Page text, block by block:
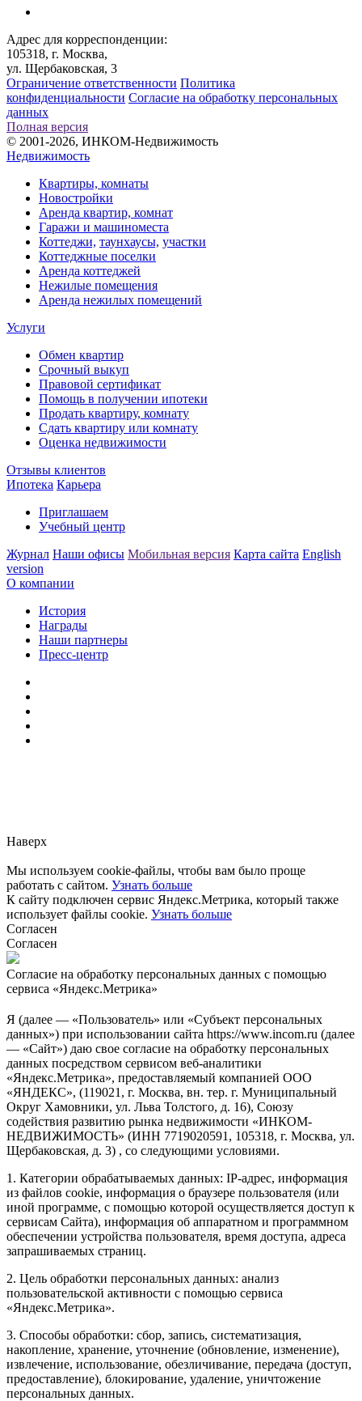
Адрес для корреспонденции:
105318, г. Москва,
ул. Щербаковская, 3
Ограничение ответственности Политика
конфиденциальности Согласие на обработку персональных
данных
Полная версия
© 2001-2026, ИНКОМ-Недвижимость
Недвижимость
Квартиры, комнаты
Новостройки
Аренда квартир, комнат
Гаражи и машиноместа
Коттеджи, таунхаусы, участки
Коттеджные поселки
Аренда коттеджей
Нежилые помещения
Аренда нежилых помещений
Услуги
Обмен квартир
Срочный выкуп
Правовой сертификат
Помощь в получении ипотеки
Продать квартиру, комнату
Сдать квартиру или комнату
Оценка недвижимости
Отзывы клиентов
Ипотека Карьера
Приглашаем
Учебный центр
Журнал Наши офисы Мобильная версия Карта сайта English
version
О компании
История
Награды
Наши партнеры
Пресс-центр
Наверх
Мы используем cookie-файлы, чтобы вам было проще
работать с сайтом. Узнать больше
К сайту подключен сервис Яндекс.Метрика, который также
использует файлы cookie. Узнать больше
Согласен
Согласен
Согласие на обработку персональных данных с помощью
сервиса «Яндекс.Метрика»
Я (далее — «Пользователь» или «Субъект персональных
данных») при использовании сайта https://www.incom.ru (далее
— «Сайт») даю свое согласие на обработку персональных
данных посредством сервисом веб-аналитики
«Яндекс.Метрика», предоставляемый компанией ООО
«ЯНДЕКС», (119021, г. Москва, вн. тер. г. Муниципальный
Округ Хамовники, ул. Льва Толстого, д. 16), Союзу
содействия развитию рынка недвижимости «ИНКОМ-
НЕДВИЖИМОСТЬ» (ИНН 7719020591, 105318, г. Москва, ул.
Щербаковская, д. 3) , со следующими условиями.
1. Категории обрабатываемых данных: IP-адрес, информация
из файлов cookie, информация о браузере пользователя (или
иной программе, с помощью которой осуществляется доступ к
сервисам Сайта), информация об аппаратном и программном
обеспечении устройства пользователя, время доступа, адреса
запрашиваемых страниц.
2. Цель обработки персональных данных: анализ
пользовательской активности с помощью сервиса
«Яндекс.Метрика».
3. Способы обработки: сбор, запись, систематизация,
накопление, хранение, уточнение (обновление, изменение),
извлечение, использование, обезличивание, передача (доступ,
предоставление), блокирование, удаление, уничтожение
персональных данных.